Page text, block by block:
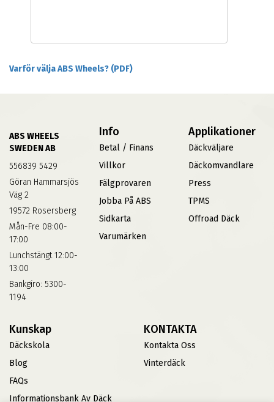
Varför välja ABS Wheels? (PDF)
ABS WHEELS
SWEDEN AB
556839 5429
Göran Hammarsjös
Väg 2
19572 Rosersberg
Mån-Fre 08:00-
17:00
Lunchstängt 12:00-
13:00
Bankgiro: 5300-
1194
Info
Betal / Finans
Villkor
Fälgprovaren
Jobba På ABS
Sidkarta
Varumärken
Applikationer
Däckväljare
Däckomvandlare
Press
TPMS
Offroad Däck
Kunskap
Däckskola
Blog
FAQs
Informationsbank Av Däck
KONTAKTA
Kontakta Oss
Vinterdäck